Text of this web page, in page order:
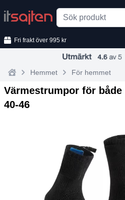
Search
Fri frakt över 995 kr
Hemmet För hemmet
Värmestrumpor för
40‑46